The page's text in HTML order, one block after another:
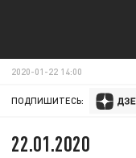
2020-01-22 14:00
ПОДПИШИТЕСЬ:
22.01.2020